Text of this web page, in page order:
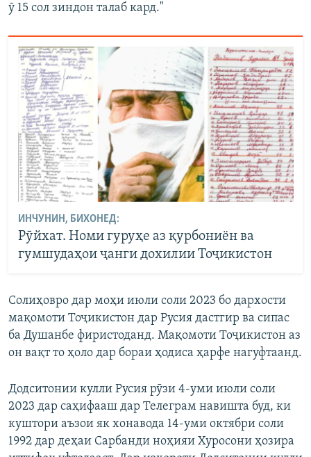
ӯ 15 сол зиндон талаб кард."
ИНЧУНИН, БИХОНЕД:
Рӯйхат. Номи гуруҳе аз қурбониён ва
гумшудаҳои ҷанги дохилии Тоҷикистон
Солиҳовро дар моҳи июли соли 2023 бо дархости
мақомоти Тоҷикистон дар Русия дастгир ва сипас
ба Душанбе фиристоданд. Мақомоти Тоҷикистон аз
он вақт то ҳоло дар бораи ҳодиса ҳарфе нагуфтаанд.
Додситонии кулли Русия рӯзи 4-уми июли соли
2023 дар саҳифааш дар Телеграм навишта буд, ки
куштори аъзои як хонавода 14-уми октябри соли
1992 дар деҳаи Сарбанди ноҳияи Хуросони ҳозира